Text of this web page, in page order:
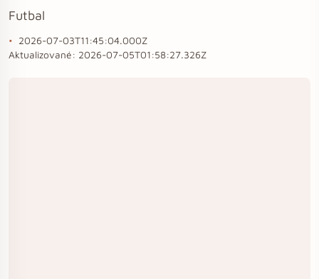
Futbal
2026-07-03T11:45:04.000Z
Aktualizované: 2026-07-05T01:58:27.326Z